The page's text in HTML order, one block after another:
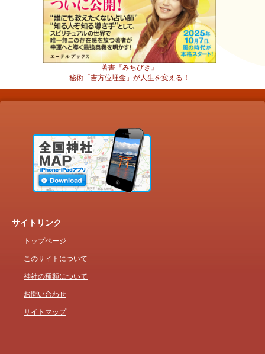
著書『みちびき』
秘術「吉方位埋金」が人生を変える！
サイトリンク
トップページ
このサイトについて
神社の種類について
お問い合わせ
サイトマップ